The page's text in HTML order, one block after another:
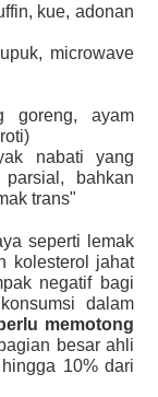
kue, adonan
microwave
goreng, ayam
nabati yang
bahkan
trans"
seperti lemak
kolesterol jahat
negatif bagi
dalam
memotong
besar ahli
10% dari